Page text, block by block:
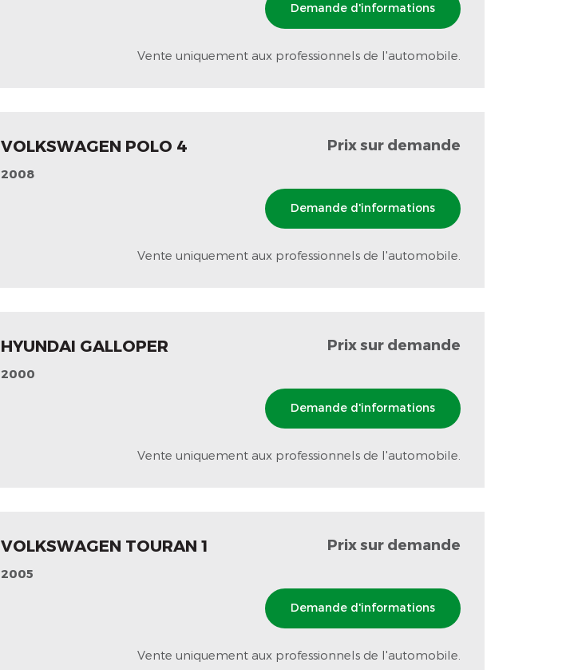
Demande d'informations
Vente uniquement aux professionnels de l'automobile.
VOLKSWAGEN POLO 4 Prix sur demande
Demande d'informations
Vente uniquement aux professionnels de l'automobile.
2008
HYUNDAI GALLOPER Prix sur demande
Demande d'informations
Vente uniquement aux professionnels de l'automobile.
2000
VOLKSWAGEN TOURAN 1 Prix sur demande
Demande d'informations
Vente uniquement aux professionnels de l'automobile.
2005